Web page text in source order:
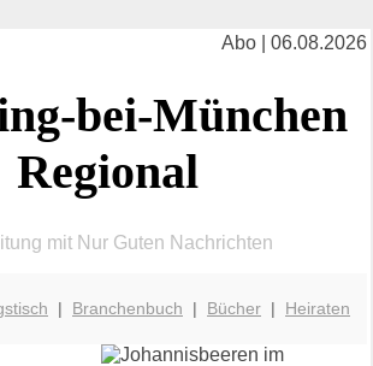
Abo | 06.08.2026
bei-München
Regional
mit Nur Guten Nachrichten
| Branchenbuch | Bücher | Heiraten